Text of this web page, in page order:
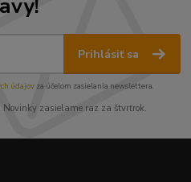
Prihlásiť sa
údajov za účelom zasielania newslettera.
Novinky zasielame raz za štvrťrok.